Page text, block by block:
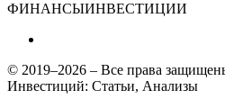
ФИНАНСЫИНВЕСТИЦИИ
© 2019–2026 – Все права
Инвестиций: Статьи, Анализы